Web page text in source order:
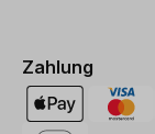
Zahlung